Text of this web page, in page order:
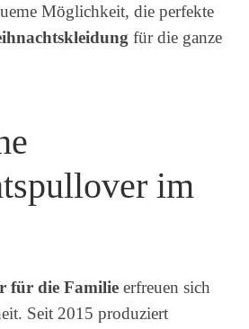
Möglichkeit, die perfekte
für die ganze
im
für die Familie erfreuen sich
Seit 2015 produziert